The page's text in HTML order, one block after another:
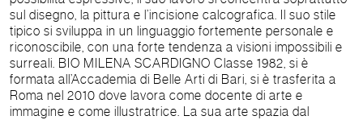
sul disegno, la pittura e l’incisione calcografica. Il suo stile
tipico si sviluppa in un linguaggio fortemente personale e
riconoscibile, con una forte tendenza a visioni impossibili e
surreali. BIO MILENA SCARDIGNO Classe 1982, si è
formata all’Accademia di Belle Arti di Bari, si è trasferita a
Roma nel 2010 dove lavora come docente di arte e
immagine e come illustratrice. La sua arte spazia dal